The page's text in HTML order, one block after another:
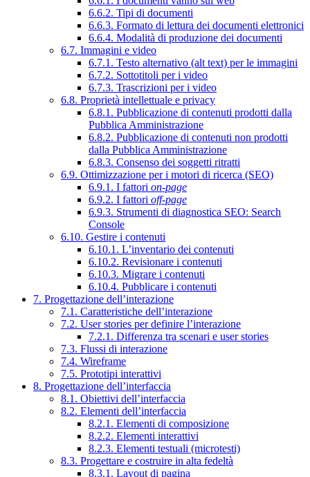
6.6.2. Tipi di documenti
6.6.3. Formato di lettura dei documenti elettronici
6.6.4. Modalità di produzione dei documenti
6.7. Immagini e video
6.7.1. Testo alternativo (alt text) per le immagini
6.7.2. Sottotitoli per i video
6.7.3. Trascrizioni per i video
6.8. Proprietà intellettuale e privacy
6.8.1. Pubblicazione di contenuti prodotti dalla
Pubblica Amministrazione
6.8.2. Pubblicazione di contenuti non prodotti
dalla Pubblica Amministrazione
6.8.3. Consenso dei soggetti ritratti
6.9. Ottimizzazione per i motori di ricerca (SEO)
6.9.1. I fattori on-page
6.9.2. I fattori off-page
6.9.3. Strumenti di diagnostica SEO: Search
Console
6.10. Gestire i contenuti
6.10.1. L’inventario dei contenuti
6.10.2. Revisionare i contenuti
6.10.3. Migrare i contenuti
6.10.4. Pubblicare i contenuti
7. Progettazione dell’interazione
7.1. Caratteristiche dell’interazione
7.2. User stories per definire l’interazione
7.2.1. Differenza tra scenari e user stories
7.3. Flussi di interazione
7.4. Wireframe
7.5. Prototipi interattivi
8. Progettazione dell’interfaccia
8.1. Obiettivi dell’interfaccia
8.2. Elementi dell’interfaccia
8.2.1. Elementi di composizione
8.2.2. Elementi interattivi
8.2.3. Elementi testuali (microtesti)
8.3. Progettare e costruire in alta fedeltà
8.3.1. Layout di pagina